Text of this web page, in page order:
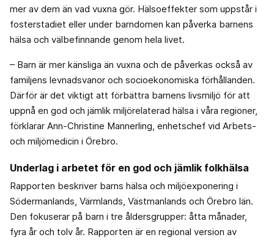
mer av dem än vad vuxna gör. Hälsoeffekter som uppstår i
fosterstadiet eller under barndomen kan påverka barnens
hälsa och välbefinnande genom hela livet.
– Barn är mer känsliga än vuxna och de påverkas också av
familjens levnadsvanor och socioekonomiska förhållanden.
Därför är det viktigt att förbättra barnens livsmiljö för att
uppnå en god och jämlik miljörelaterad hälsa i våra regioner,
förklarar Ann-Christine Mannerling, enhetschef vid Arbets-
och miljömedicin i Örebro.
Underlag i arbetet för en god och jämlik folkhälsa
Rapporten beskriver barns hälsa och miljöexponering i
Södermanlands, Värmlands, Västmanlands och Örebro län.
Den fokuserar på barn i tre åldersgrupper: åtta månader,
fyra år och tolv år. Rapporten är en regional version av